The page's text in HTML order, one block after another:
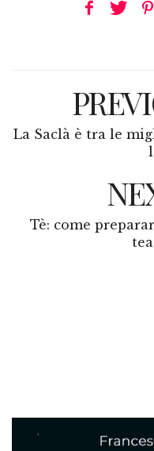
La Saclà è tra le
Tè: come